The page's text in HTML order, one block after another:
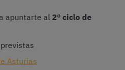
apuntarte al 2º ciclo de
previstas
Asturias